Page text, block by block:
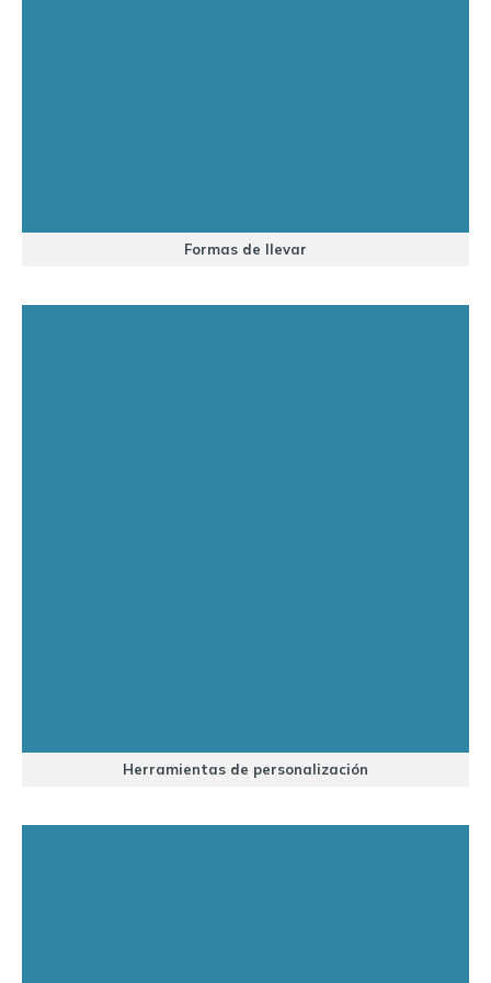
Formas de llevar
Herramientas de personalización